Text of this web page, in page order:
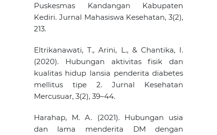
Puskesmas Kandangan Kabupaten
Kediri. Jurnal Mahasiswa Kesehatan, 3(2),
213.
Eltrikanawati, T., Arini, L., & Chantika, I.
(2020). Hubungan aktivitas fisik dan
kualitas hidup lansia penderita diabetes
mellitus tipe 2. Jurnal Kesehatan
Mercusuar, 3(2), 39–44.
Harahap, M. A. (2021). Hubungan usia
dan lama menderita DM dengan